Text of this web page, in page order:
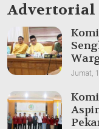
Advertorial
Jumat,